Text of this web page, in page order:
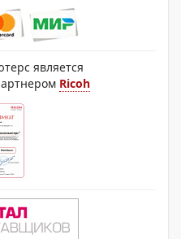
является
Ricoh